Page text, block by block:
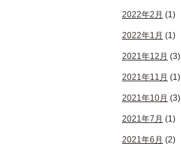
2022年2月 (1)
2022年1月 (1)
2021年12月 (3)
2021年11月 (1)
2021年10月 (3)
2021年7月 (1)
2021年6月 (2)